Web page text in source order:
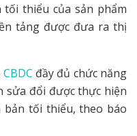
thiểu của sản phẩm
tảng được đưa ra thị
CBDC đầy đủ chức năng
sửa đổi được thực hiện
tối thiểu, theo báo